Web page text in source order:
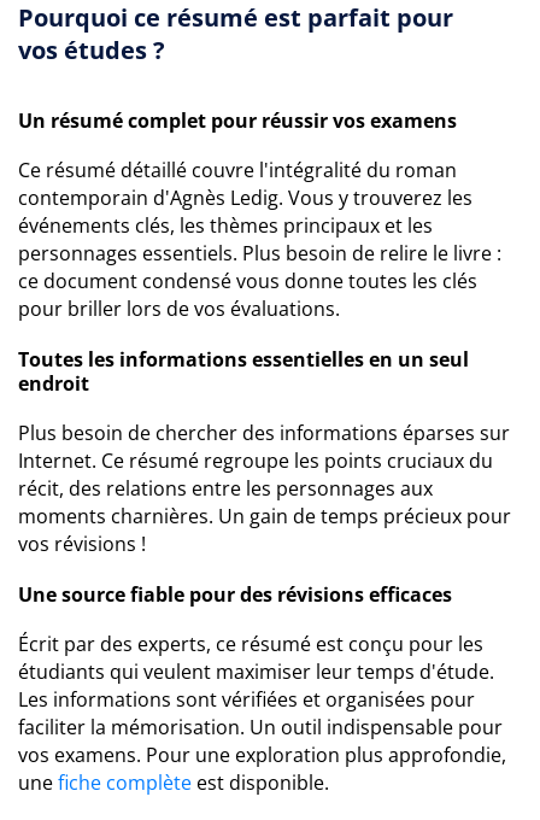
Pourquoi ce résumé est parfait pour
vos études ?
Un résumé complet pour réussir vos examens
Ce résumé détaillé couvre l'intégralité du roman
contemporain d'Agnès Ledig. Vous y trouverez les
événements clés, les thèmes principaux et les
personnages essentiels. Plus besoin de relire le livre :
ce document condensé vous donne toutes les clés
pour briller lors de vos évaluations.
Toutes les informations essentielles en un seul
endroit
Plus besoin de chercher des informations éparses sur
Internet. Ce résumé regroupe les points cruciaux du
récit, des relations entre les personnages aux
moments charnières. Un gain de temps précieux pour
vos révisions !
Une source fiable pour des révisions efficaces
Écrit par des experts, ce résumé est conçu pour les
étudiants qui veulent maximiser leur temps d'étude.
Les informations sont vérifiées et organisées pour
faciliter la mémorisation. Un outil indispensable pour
vos examens. Pour une exploration plus approfondie,
unefiche complète est disponible.